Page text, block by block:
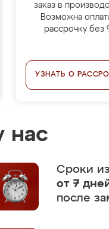
заказ в
Возможна
рассрочку без
УЗНАТЬ О
нас
Сроки
от 7
после